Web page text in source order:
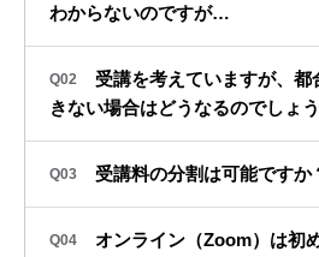
わからないのですが…
Q02
受講を考えていますが、
きない場合はどうなるのでしょ
Q03 受講料の分割は可能ですか
Q04
オンライン（Zoom）は初